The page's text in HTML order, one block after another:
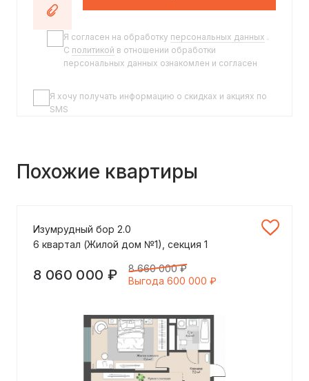
Я согласен на обработку персональных данных .
C политикой в отношении обработки
персональных данных ознакомлен и согласен
Я хочу получать информацию о скидках и акциях по
SMS
Похожие квартиры
Изумрудный бор 2.0
6 квартал (Жилой дом №1), секция 1
8 060 000 ₽
8 660 000 ₽
Выгода 600 000 ₽